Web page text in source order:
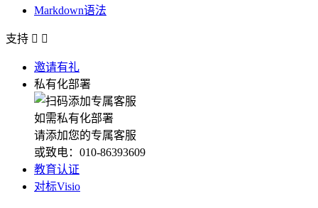
Markdown语法
支持  
邀请有礼
私有化部署
如需私有化部署
请添加您的专属客服
或致电：010-86393609
教育认证
对标Visio